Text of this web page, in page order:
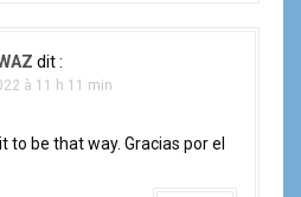
dit :
à 11 h 11 min
to be that way. Gracias por el